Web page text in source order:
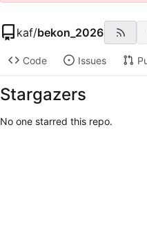
kaf/bekon_2026
Code Issues
Stargazers
No one starred this repo.